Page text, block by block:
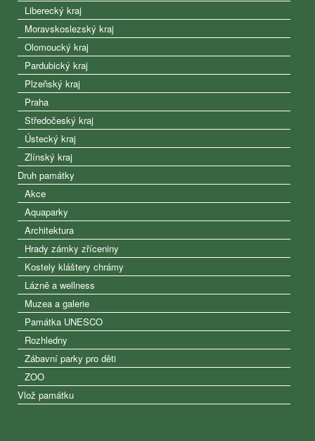
Liberecký kraj
Moravskoslezský kraj
Olomoucký kraj
Pardubický kraj
Plzeňský kraj
Praha
Středočeský kraj
Ústecký kraj
Zlínský kraj
Druh památky
Akce
Aquaparky
Architektura
Hrady zámky zříceniny
Kostely kláštery chrámy
Lázně a wellness
Muzea a galerie
Památka UNESCO
Rozhledny
Zábavní parky pro děti
ZOO
Vlož památku